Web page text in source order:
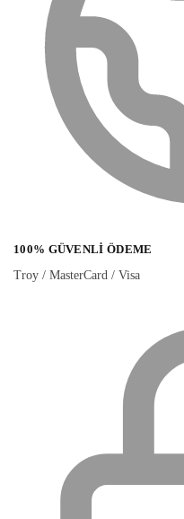
100% GÜVENLI ÖDEME
Troy / MasterCard / Visa